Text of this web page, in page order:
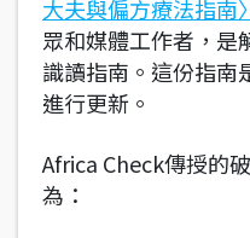
大夫與偏方療法指南〉
眾和媒體工作者，是
識讀指南。這份指南
進行更新。
Africa Check傳授的
為：